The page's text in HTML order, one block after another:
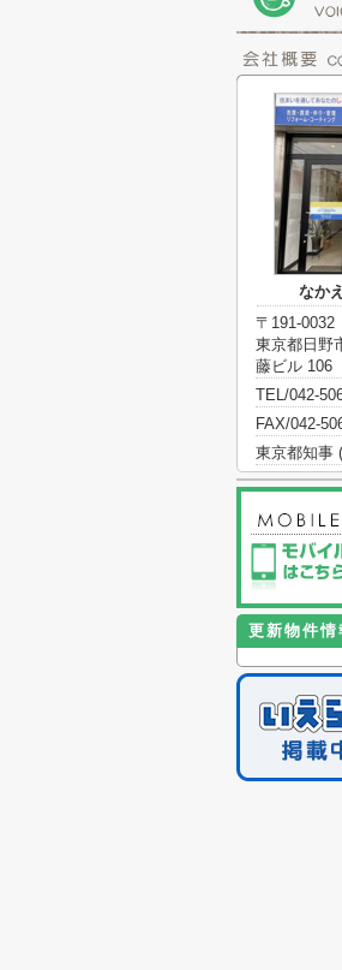
なか
〒191-0032
東京都日野
藤ビル 106
TEL/042-
FAX/042-
東京都知事
更新物件情